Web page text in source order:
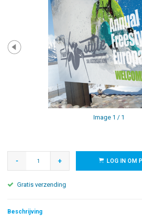
Image 1 / 1
- + LOG IN OM
Gratis verzending
Beschrijving